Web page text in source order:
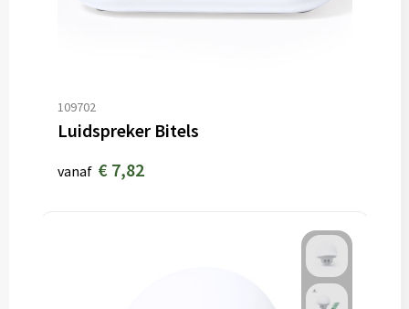
109702
Luidspreker Bitels
vanaf € 7,82